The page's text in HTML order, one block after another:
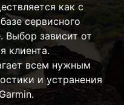
как с
сервисного
Выбор зависит от
клиента.
всем нужным
и устранения